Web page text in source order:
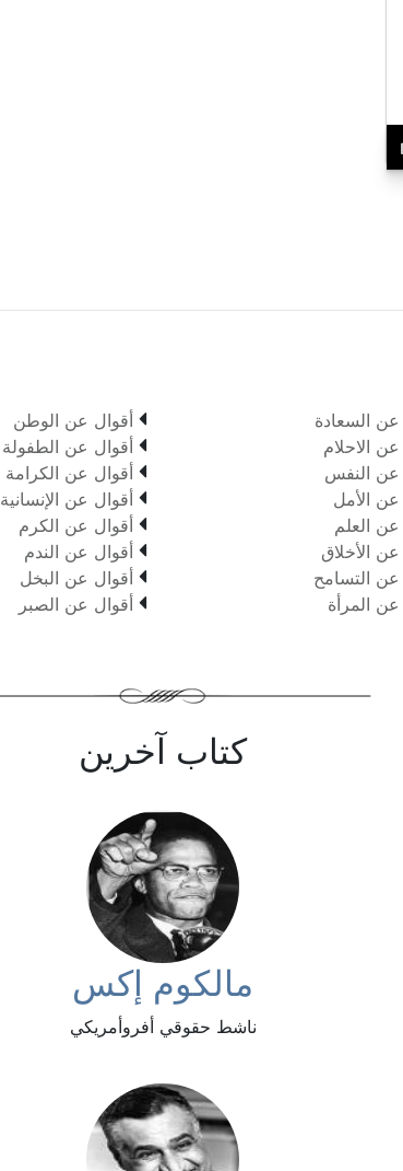
عن السعادة
الاحلام
عن النفس
عن الأمل
العلم
الأخلاق
عن التسامح
المرأة
 أقوال عن الوطن
 أقوال عن الطفولة
 أقوال عن الكرامة
 أقوال عن الإنسانية
 أقوال عن الكرم
 أقوال عن الندم
 أقوال عن البخل
 أقوال عن الصبر
كتاب آخرين
مالكوم إكس
ناشط حقوقي أفروأمريكي